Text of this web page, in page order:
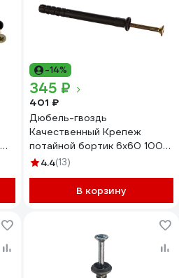
-14%
345 ₽
401 ₽
Дюбель-гвоздь
Качественный Крепеж
потайной бортик 6х60 100
шт 0500617 КЧ
4.4(13)
В корзину